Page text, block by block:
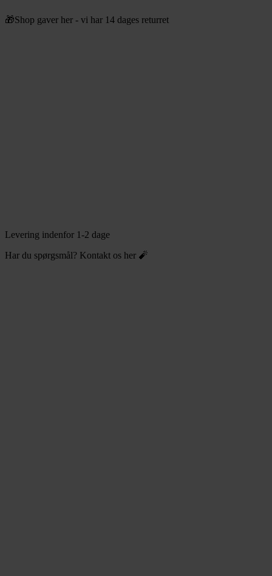
til
🎁Shop gaver her - vi har 14 dages returret
Levering indenfor 1-2 dage
Har du spørgsmål? Kontakt os her 🧨